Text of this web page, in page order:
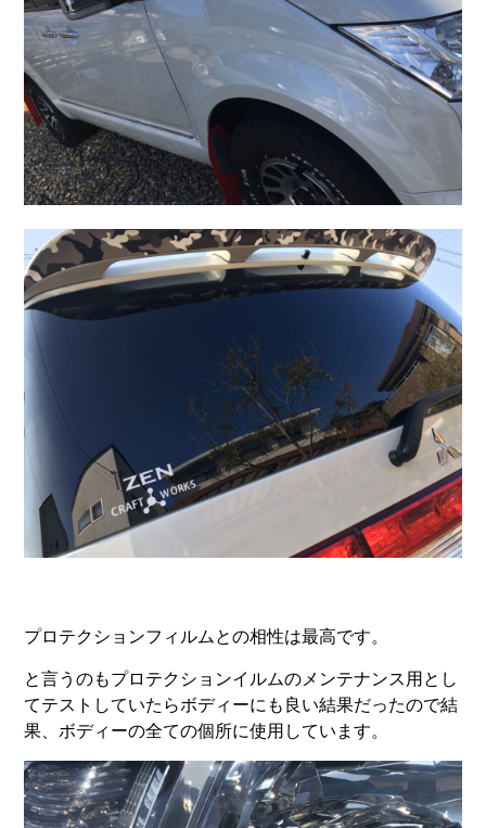
プロテクションフィルムとの相性は最高です。
と言うのもプロテクションイルムのメンテナンス用とし
てテストしていたらボディーにも良い結果だったので結
果、ボディーの全ての個所に使用しています。